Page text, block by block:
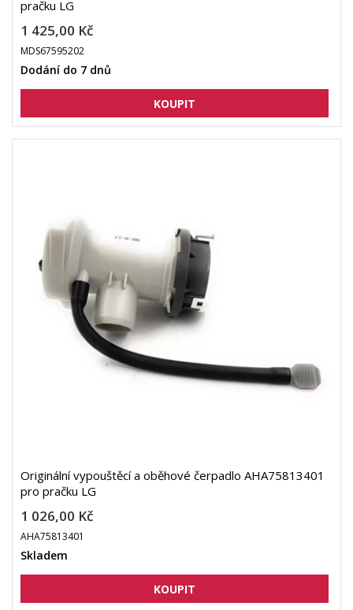
pračku LG
1 425,00 Kč
MDS67595202
Dodání do 7 dnů
Originální vypouštěcí a oběhové čerpadlo AHA75813401
pro pračku LG
1 026,00 Kč
AHA75813401
Skladem